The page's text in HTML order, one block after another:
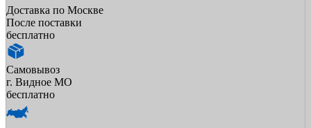
Доставка по Москве
После поставки
бесплатно
Самовывоз
г. Видное МО
бесплатно